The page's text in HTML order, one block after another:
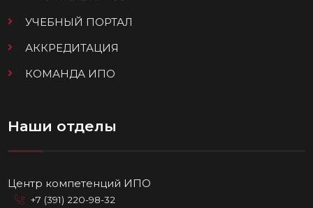
УЧЕБНЫЙ ПОРТАЛ
АККРЕДИТАЦИЯ
КОМАНДА ИПО
Наши отделы
Центр компетенций ИПО
+7 (391) 220-98-32